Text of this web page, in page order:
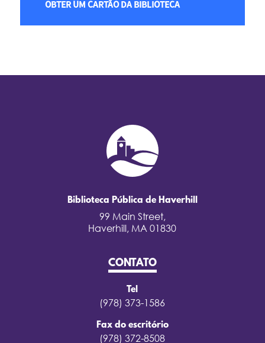
OBTER UM CARTÃO DA BIBLIOTECA
Biblioteca Pública de Haverhill
99 Main Street,
Haverhill, MA 01830
CONTATO
Tel
(978) 373-1586
Fax do escritório
(978) 372-8508